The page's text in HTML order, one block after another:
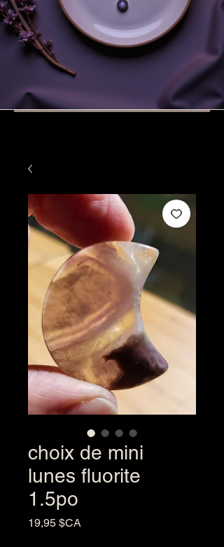
choix de mini
lunes fluorite
1.5po
19,95 $CA